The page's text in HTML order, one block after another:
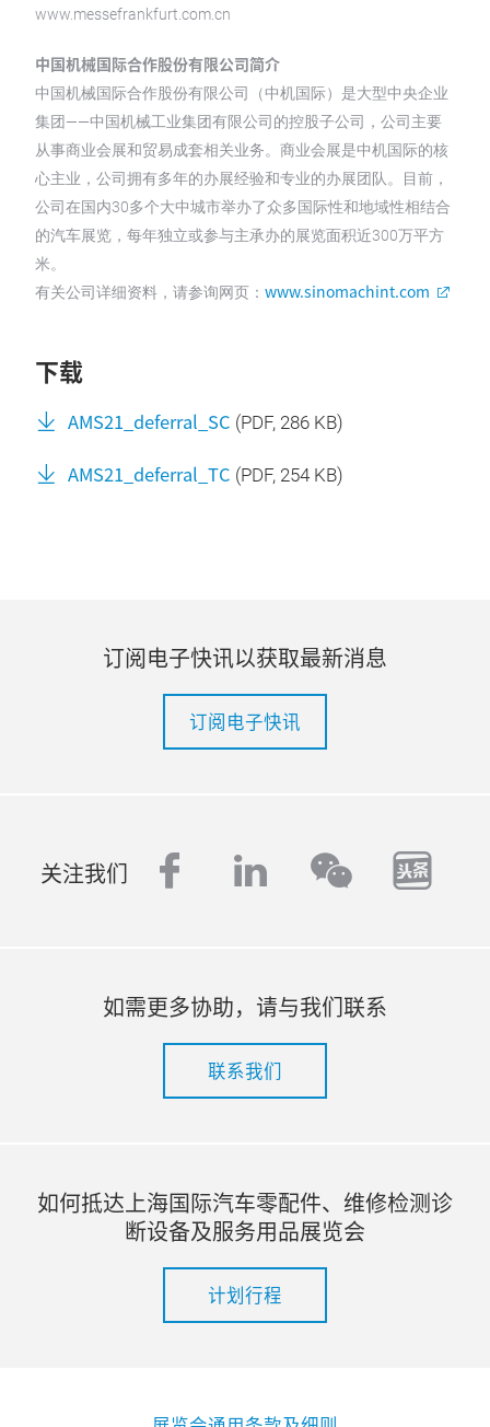
www.messefrankfurt.com.cn
中国机械国际合作股份有限公司简介
中国机械国际合作股份有限公司（中机国际）是大型中央企业
集团——中国机械工业集团有限公司的控股子公司，公司主要
从事商业会展和贸易成套相关业务。商业会展是中机国际的核
心主业，公司拥有多年的办展经验和专业的办展团队。目前，
公司在国内30多个大中城市举办了众多国际性和地域性相结合
的汽车展览，每年独立或参与主承办的展览面积近300万平方
米。
有关公司详细资料，请参询网页： www.sinomachint.com
下载
AMS21_deferral_SC (PDF, 286 KB)
AMS21_deferral_TC (PDF, 254 KB)
订阅电子快讯以获取最新消息
订阅电子快讯
关注我们 facebook
linkedinwechat
如需更多协助，请与我们联系
联系我们
如何抵达上海国际汽车零配件、维修检测诊
断设备及服务用品展览会
计划行程